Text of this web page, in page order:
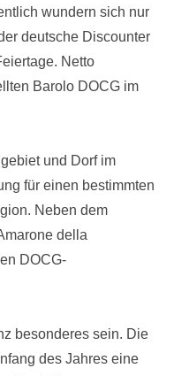
wundern sich nur
deutsche Discounter
Netto
Barolo DOCG im
und Dorf im
für einen bestimmten
Neben dem
della
DOCG-
besonderes sein. Die
des Jahres eine